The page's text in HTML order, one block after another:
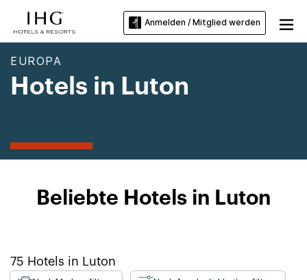
Anmelden / Mitglied werden
EUROPA
Hotels in Luton
Beliebte Hotels in Luton
75 Hotels in Luton